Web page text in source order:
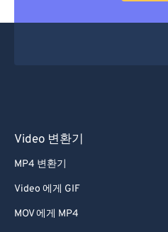
Video 변환기
MP4 변환기
Video 에게 GIF
MOV 에게 MP4